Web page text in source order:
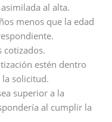
al alta.
menos que la edad
cotizados.
estén dentro
solicitud.
superior a la
al cumplir la